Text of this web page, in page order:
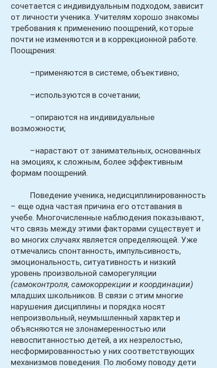
сочетается с индивидуальным подходом, зависит
от личности ученика. Учителям хорошо знакомы
требования к применению поощрений, которые
почти не изменяются и в коррекционной работе.
Поощрения:
–применяются в системе, объективно;
–используются в сочетании;
–опираются на индивидуальные
возможности;
–нарастают от занимательных, основанных
на эмоциях, к сложным, более эффективным
формам поощрений.
Поведение ученика, недисциплинированность
– еще одна частая причина его отставания в
учебе. Многочисленные наблюдения показывают,
что связь между этими факторами существует и
во многих случаях является определяющей. Уже
отмечались спонтанность, импульсивность,
эмоциональность, ситуативность и низкий
уровень произвольной саморегуляции
(самоконтроля, самокоррекции и координации)
младших школьников. В связи с этим многие
нарушения дисциплины и порядка носят
непроизвольный, неумышленный характер и
объясняются не злонамеренностью или
невоспитанностью детей, а их незрелостью,
несформированностью у них соответствующих
механизмов поведения. По любому поводу дети